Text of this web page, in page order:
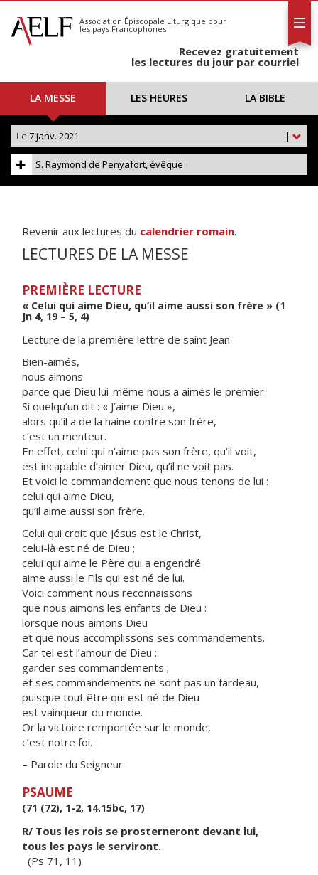
S'abonner
Calendrier
Association Épiscopale Liturgique pour
les pays Francophones
Recevez gratuitement
les lectures du jour par courriel
LA MESSE LES HEURES LA BIBLE
|
Le 7 janv. 2021
S. Raymond de Penyafort, évêque
Revenir aux lectures du calendrier romain.
LECTURES DE LA MESSE
PREMIÈRE LECTURE
« Celui qui aime Dieu, qu’il aime aussi son frère » (1
Jn 4, 19 – 5, 4)
Lecture de la première lettre de saint Jean
Bien-aimés,
nous aimons
parce que Dieu lui-même nous a aimés le premier.
Si quelqu’un dit : « J’aime Dieu »,
alors qu’il a de la haine contre son frère,
c’est un menteur.
En effet, celui qui n’aime pas son frère, qu’il voit,
est incapable d’aimer Dieu, qu’il ne voit pas.
Et voici le commandement que nous tenons de lui :
celui qui aime Dieu,
qu’il aime aussi son frère.
Celui qui croit que Jésus est le Christ,
celui-là est né de Dieu ;
celui qui aime le Père qui a engendré
aime aussi le Fils qui est né de lui.
Voici comment nous reconnaissons
que nous aimons les enfants de Dieu :
lorsque nous aimons Dieu
et que nous accomplissons ses commandements.
Car tel est l’amour de Dieu :
garder ses commandements ;
et ses commandements ne sont pas un fardeau,
puisque tout être qui est né de Dieu
est vainqueur du monde.
Or la victoire remportée sur le monde,
c’est notre foi.
– Parole du Seigneur.
PSAUME
(71 (72), 1-2, 14.15bc, 17)
R/ Tous les rois se prosterneront devant lui,
tous les pays le serviront.
(Ps 71, 11)